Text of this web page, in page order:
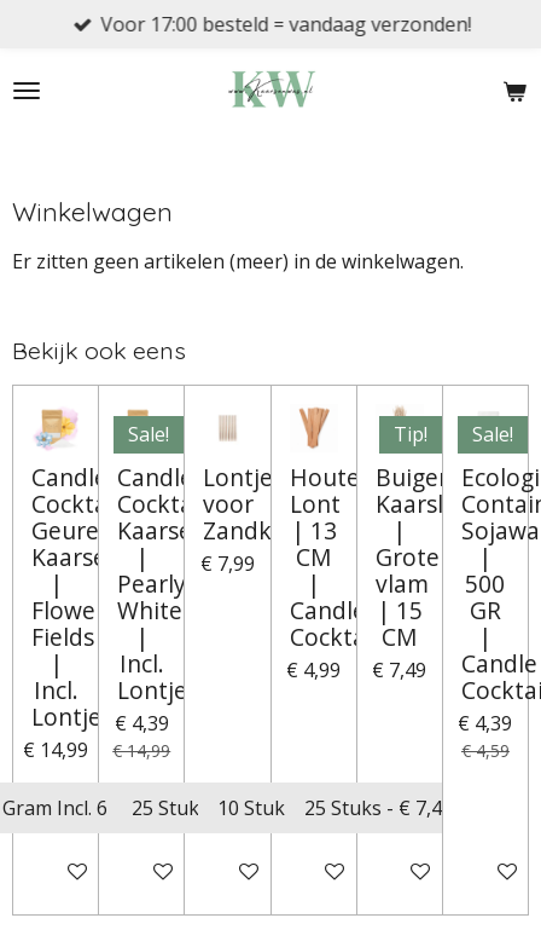
naar
Voor 17:00 besteld = vandaag verzonden!
Winkelwagen
Er zitten geen artikelen (meer) in de winkelwagen.
Bekijk ook eens
Candle
Cocktail®
Geurend
Kaarsenzand
|
Flower
Fields
|
Incl.
Lontjes
€ 14,99
In winkelwagen
Sale!
Candle
Cocktail®
Kaarsenzand
|
Pearly
White
|
Incl.
Lontjes
€ 4,39
€ 14,99
In winkelwagen
Lontjes
voor
Zandkaarsen
€ 7,99
In winkelwagen
Houten
Lont
| 13
CM
|
Candle
Cocktail®
€ 4,99
In winkelwagen
Tip!
Buigende
Kaarslonten
|
Grotere
vlam
| 15
CM
€ 7,49
In winkelwagen
Sale!
|
500
GR
|
Candle
€ 4,39
€ 4,59
In